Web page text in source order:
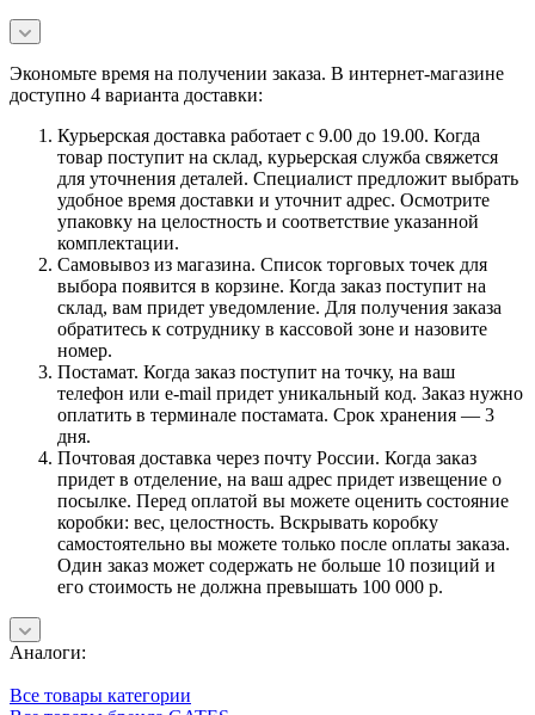
Экономьте время на получении заказа. В интернет-магазине
доступно 4 варианта доставки:
Курьерская доставка работает с 9.00 до 19.00. Когда
товар поступит на склад, курьерская служба свяжется
для уточнения деталей. Специалист предложит выбрать
удобное время доставки и уточнит адрес. Осмотрите
упаковку на целостность и соответствие указанной
комплектации.
Самовывоз из магазина. Список торговых точек для
выбора появится в корзине. Когда заказ поступит на
склад, вам придет уведомление. Для получения заказа
обратитесь к сотруднику в кассовой зоне и назовите
номер.
Постамат. Когда заказ поступит на точку, на ваш
телефон или e-mail придет уникальный код. Заказ нужно
оплатить в терминале постамата. Срок хранения — 3
дня.
Почтовая доставка через почту России. Когда заказ
придет в отделение, на ваш адрес придет извещение о
посылке. Перед оплатой вы можете оценить состояние
коробки: вес, целостность. Вскрывать коробку
самостоятельно вы можете только после оплаты заказа.
Один заказ может содержать не больше 10 позиций и
его стоимость не должна превышать 100 000 р.
Аналоги:
Все товары категории